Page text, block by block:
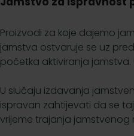
Proizvodi za koje dajemo
jamstva ostvaruje se uz
početka aktiviranja
U slučaju izdavanja
ispravan zahtijevati da se
vrijeme trajanja jamstvenog